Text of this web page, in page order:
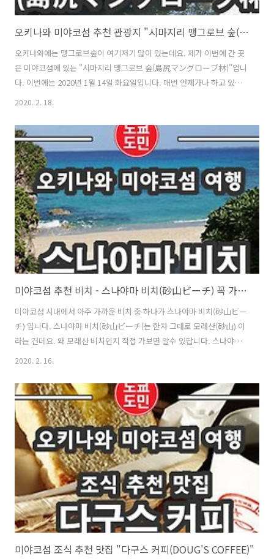
오키나와 미야코섬 추천 관광지 "시마지리 맹그로브 숲(島尻マングローブ林)"
오키나와에는 맹그로브숲이 여기저기 많이 있는데요. 제가 이번에 간 곳
은 미야코섬에 있는 "시마지리 맹그로브 숲(島尻マングローブ林)"입니
다. 이번에는 2020년 1월 14일 화요일입니다. 매번 언제가나 하고 있었
는데 이번에 처음으로 가보았습니다. "시마지리 맹그로브 숲(島尻マン
072 4717*73 좁은 시골길을 달려서 이곳이 맞나? 하면서 달려서 도착했
습니다. 주차장은 꽤 넓더군요. 무료 주차장입니다. 들어가는 입구 앞입
니다. "문화재를 소중히 다룹시다" 라는 문구가 적혀있습니다. "시마지
리 맹그로브 숲(島尻マングローブ林)"은 좁을 줄 알았는데, 들어가보
니 생각보다 꽤 넓더군요. 한참을 걸어 들어가서 한참을 걸어서 돌아왔습
니다. ..
2020. 2. 18.
미야코섬 추천 비치 - 스나야마 비치(砂山ビーチ) 꼭 가보세요.
미야코섬 시내에서 아주 가까운 비치 중 하나가 스나야마 비치(砂山ビー
チ) 입니다. 스나야마 비치(砂山ビーチ)는 한자 그대로 모래산(砂山) 이
라는 건데요. 왜 모래산 비치인지 직접 가보면 알수 있답니다. 스나야마
비치(砂山ビーチ)의 위치입니다. 맵코드(Map Code) : 310 603
1월 14일 화요일입니다. 날씨가 너무 좋네요. 스나야마 비치(砂山ビー
チ)의 주차장입니다. 무료 주차장입니다. 화장실과 샤워실이 있습니다.
샤워도 무료입니다. 주차장에서 스나야마 비치(砂山ビーチ)까지는 이런
길을 걸어서 1~2분정도 걸어서 갑니다. 이곳이 바로 스나야마 비치(砂山
ビーチ). 내려가는 길인데요. 이게 전부 모래입니다. 모래가 산위까지..
2020. 2. 16.
미야코섬 조식 추천 맛집 "다구스 커피(DOUG'S COFFEE)"